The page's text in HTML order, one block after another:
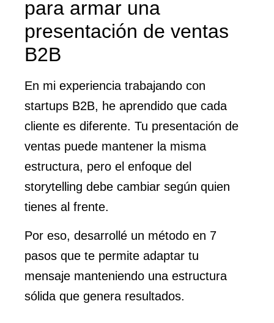
para armar una
presentación de ventas
B2B
En mi experiencia trabajando con
startups B2B, he aprendido que cada
cliente es diferente. Tu presentación de
ventas puede mantener la misma
estructura, pero el enfoque del
storytelling debe cambiar según quien
tienes al frente.
Por eso, desarrollé un método en 7
pasos que te permite adaptar tu
mensaje manteniendo una estructura
sólida que genera resultados.